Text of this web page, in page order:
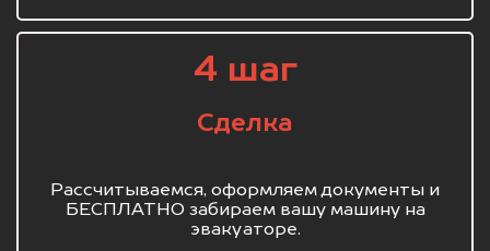
4 шаг
Сделка
Рассчитываемся, оформляем документы и
БЕСПЛАТНО забираем вашу машину на
эвакуаторе.